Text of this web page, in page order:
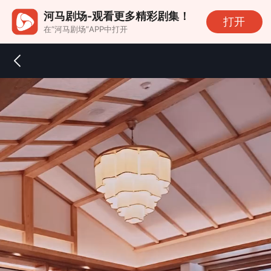
河马剧场-观看更多精彩剧集！
在“河马剧场”APP中打开
打开